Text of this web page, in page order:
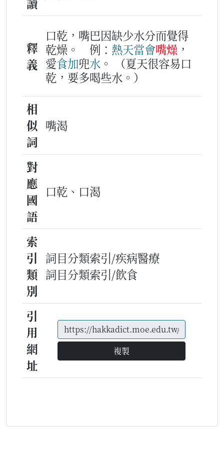
釋
義
口乾，嘴巴因缺少水分而覺得
乾燥。
例： 熱天當會嘴燥 ，
愛食加兜水 。
（夏天很容易口
乾，要多喝些水。）
相
似
詞
嘴渴
對
應
國
語
口乾、口渴
索
引
類
別
詞目分類索引/疾病醫療
詞目分類索引/飲食
引
用
網
址
複製